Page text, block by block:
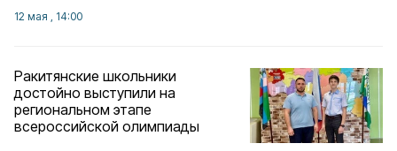
12 мая , 14:00
Ракитянские школьники
достойно выступили на
региональном этапе
всероссийской олимпиады